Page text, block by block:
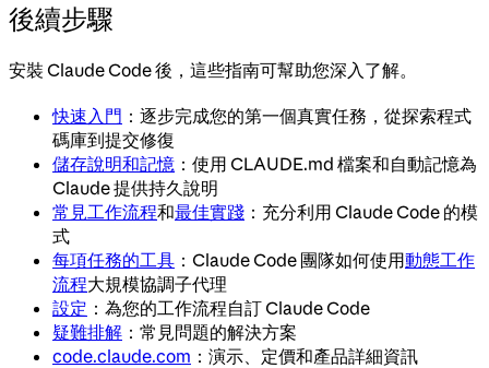
後續步驟
安裝 Claude Code 後，這些指南可幫助您深入了解。
快速入門 ：逐步完成您的第一個真實任務，從探索程式
碼庫到提交修復
儲存說明和記憶 ：使用 CLAUDE.md 檔案和自動記憶為
Claude 提供持久說明
常見工作流程和最佳實踐 ：充分利用 Claude Code 的模
式
每項任務的工具 ：Claude Code 團隊如何使用動態工作
流程大規模協調子代理
設定 ：為您的工作流程自訂 Claude Code
疑難排解 ：常見問題的解決方案
code.claude.com ：演示、定價和產品詳細資訊